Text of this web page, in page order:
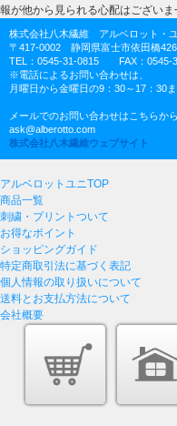
報が他から見られる心配はござい
株式会社八木繊維 アルベロット・
〒417-0002 静岡県富士市依田橋
TEL：0545-31-0815 FAX：0545-
※電話によるお問い合わせは、
月曜日から金曜日の9：30～17：30ま
メールでのお問い合わせはこちらか
ask@alberotto.com
株式会社八木繊維ウェブサイト
アルベロットユニTOP
商品一覧
刺繍・プリントついて
お得なポイント
ショッピングガイド
特定商取引法に基づく表記
個人情報の取り扱いについて
送料とお支払方法について
会社概要